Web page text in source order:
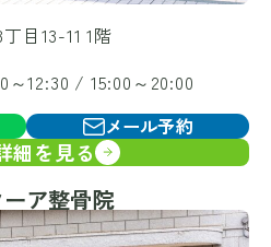
目13-11 1階
12:30 / 15:00～20:00
メール予約
細を見る
ア整骨院